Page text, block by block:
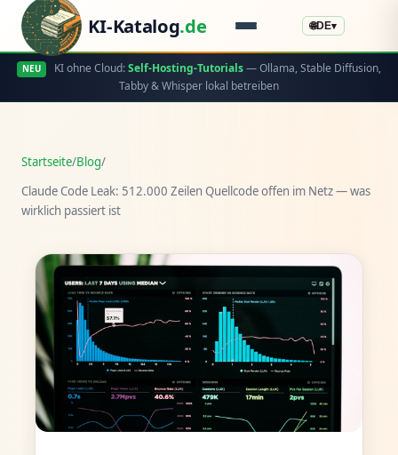
KI-Katalog.de 🌐DE▾
NEU KI ohne Cloud:Self-Hosting-Tutorials— Ollama, Stable Diffusion,
Tabby & Whisper lokal betreiben
Startseite/Blog/
Claude Code Leak: 512.000 Zeilen Quellcode offen im Netz — was
wirklich passiert ist